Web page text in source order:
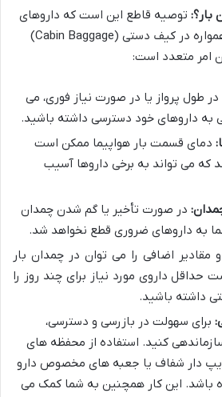
بار؟: توصیه قاطع این است که داروهای
حیاتی و ضروری را همواره در کیف دستی (Cabin Baggage)
امر متعدد است:
در طول پرواز یا در صورت نیاز فوری، می
به داروهای خود دسترسی داشته باشید.
دمای قسمت بار هواپیما ممکن است
که می تواند به برخی داروها آسیب
در صورت تأخیر یا گم شدن چمدان
به داروهای ضروری قطع نخواهد شد.
مقادیر اضافی را می توان در چمدان بار
حداقل داروی مورد نیاز برای چند روز را
داشته باشید.
برای سهولت در بازرسی و دسترسی،
کنید. استفاده از محفظه های
دار شفاف یا جعبه های مخصوص دارو
باشد. این کار همچنین به شما کمک می